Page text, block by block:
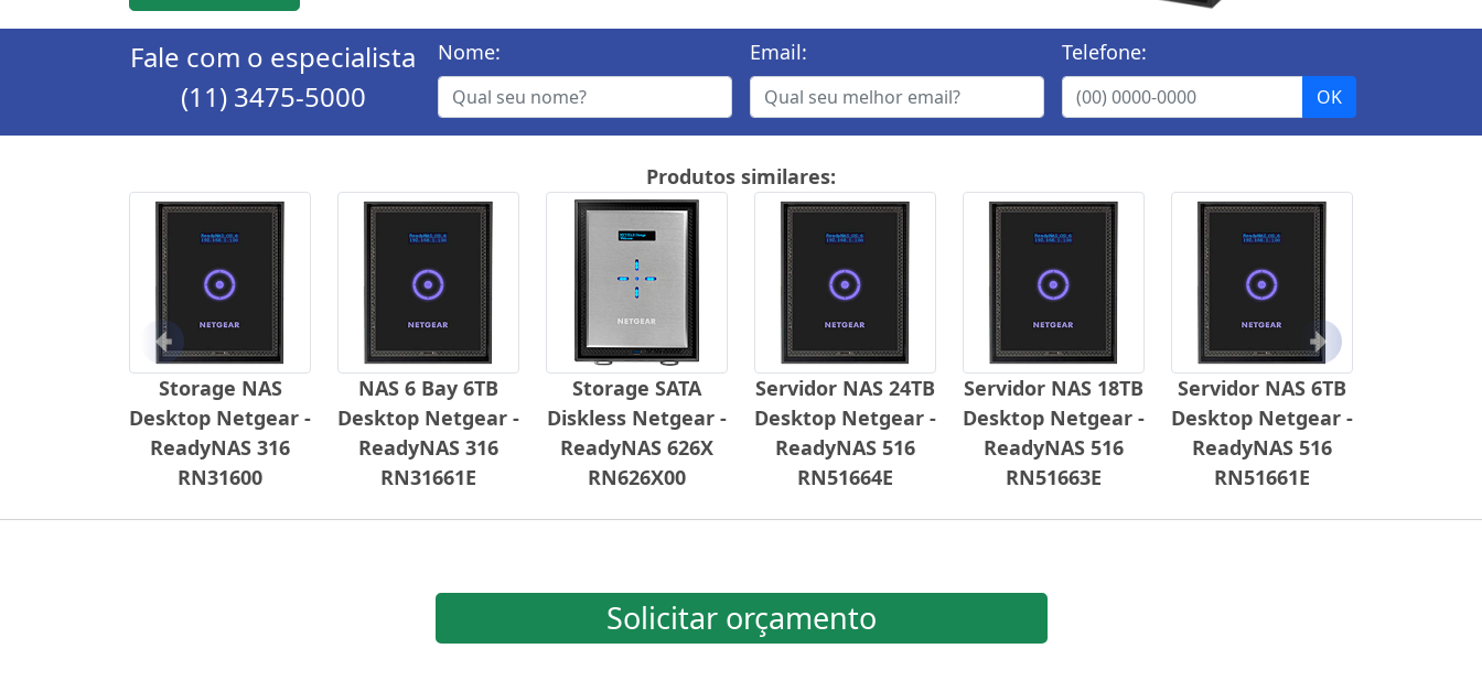
Fale com o especialista
(11) 3475-5000
Nome: Email: Telefone:
Produtos similares:
Storage NAS
Desktop Netgear -
ReadyNAS 316
RN31600
NAS 6 Bay 6TB
Desktop Netgear -
ReadyNAS 316
RN31661E
Storage SATA
Diskless Netgear -
ReadyNAS 626X
RN626X00
Servidor NAS 24TB
Desktop Netgear -
ReadyNAS 516
RN51664E
Servidor NAS 18TB
Desktop Netgear -
ReadyNAS 516
RN51663E
Servidor NAS 6TB
Desktop Netgear -
ReadyNAS 516
RN51661E
Anterior Próximo
Solicitar orçamento